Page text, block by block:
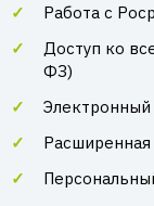
Работа с
Доступ ко
ФЗ)
Расширенная